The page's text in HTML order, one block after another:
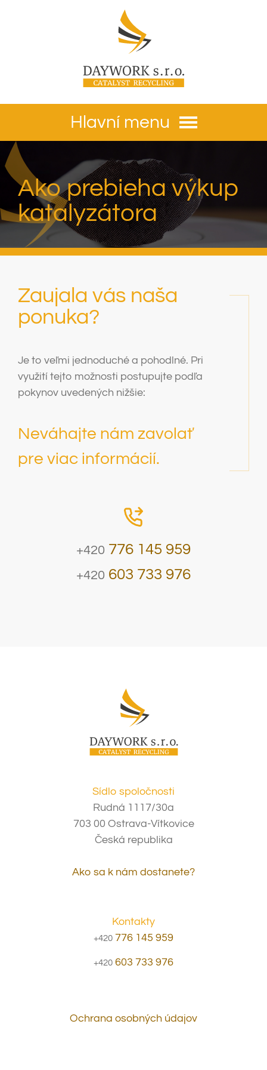
Hlavní menu
Ako prebieha výkup
katalyzátora
Zaujala vás naša
ponuka?
Je to veľmi jednoduché a pohodlné. Pri
využití tejto možnosti postupujte podľa
pokynov uvedených nižšie:
Neváhajte nám zavolať
pre viac informácií.
+420 776 145 959
+420 603 733 976
Sídlo spoločnosti
Rudná 1117/30a
703 00 Ostrava-Vítkovice
Česká republika
Ako sa k nám dostanete?
Kontakty
+420 776 145 959
+420 603 733 976
Ochrana osobných údajov